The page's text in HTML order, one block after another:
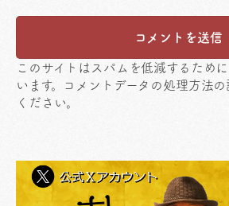
このサイトはスパムを低減するため
います。
コメントデータの処理方法
ください。